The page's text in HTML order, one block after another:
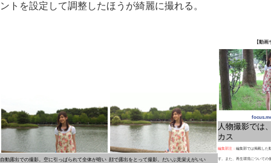
ントを設定して調整したほうが綺麗に撮れる。
【動
人物撮影では
カス
編集部注： 編集部では掲載した
す。また、再生環境についての
自動露出での撮影。空に引っぱられて全体が暗い 顔で露出をとって撮影。だいぶ見栄えがいい